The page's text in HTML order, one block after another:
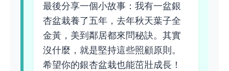
最後分享一個小故事：我有一盆銀
杏盆栽養了五年，去年秋天葉子全
金黃，美到鄰居都來問秘訣。其實
沒什麼，就是堅持這些照顧原則。
希望你的銀杏盆栽也能茁壯成長！